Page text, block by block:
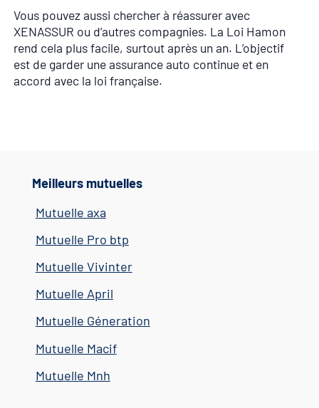
Vous pouvez aussi chercher à réassurer avec
XENASSUR ou d’autres compagnies. La Loi Hamon
rend cela plus facile, surtout après un an. L’objectif
est de garder une assurance auto continue et en
accord avec la loi française.
Meilleurs mutuelles
Mutuelle axa
Mutuelle Pro btp
Mutuelle Vivinter
Mutuelle April
Mutuelle Géneration
Mutuelle Macif
Mutuelle Mnh